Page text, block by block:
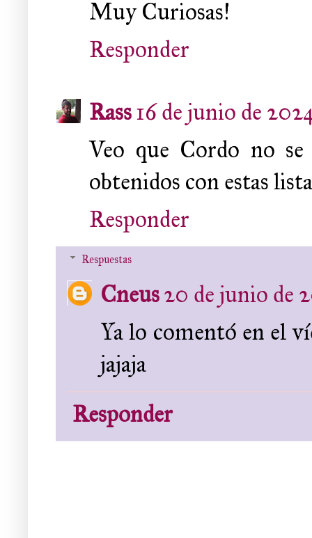
Muy Curiosas!
Responder
Rass16 de junio de
Veo que Cordo no
obtenidos con estas
Responder
Respuestas
Cneus20 de junio de
Ya lo comentó en el
jajaja
Responder